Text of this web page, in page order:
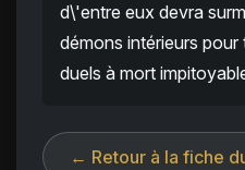
d\'entre eux devra
démons intérieurs pour
duels à mort
← Retour à la fiche